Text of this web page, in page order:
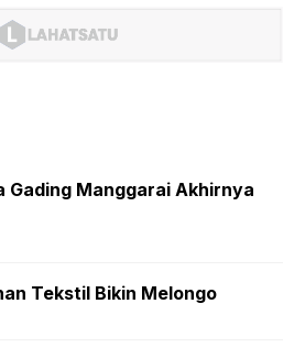
Gading Manggarai Akhirnya
Tekstil Bikin Melongo